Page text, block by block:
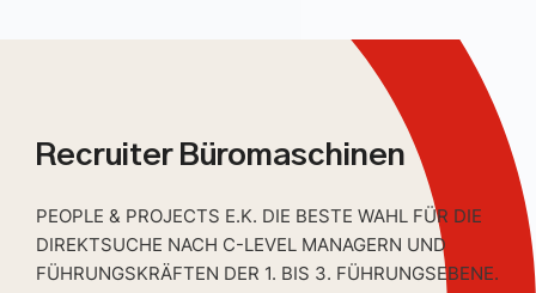
Recruiter Büromaschinen
PEOPLE & PROJECTS E.K. DIE BESTE WAHL FÜR DIE
DIREKTSUCHE NACH C-LEVEL MANAGERN UND
FÜHRUNGSKRÄFTEN DER 1. BIS 3. FÜHRUNGSEBENE.